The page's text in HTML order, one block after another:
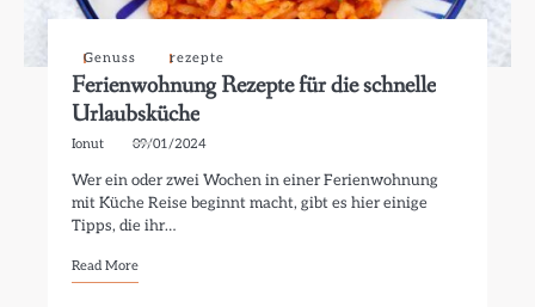
Genuss rezepte
Ferienwohnung Rezepte für die schnelle
Urlaubsküche
Ionut 09/01/2024
Wer ein oder zwei Wochen in einer Ferienwohnung
mit Küche Reise beginnt macht, gibt es hier einige
Tipps, die ihr…
Read More